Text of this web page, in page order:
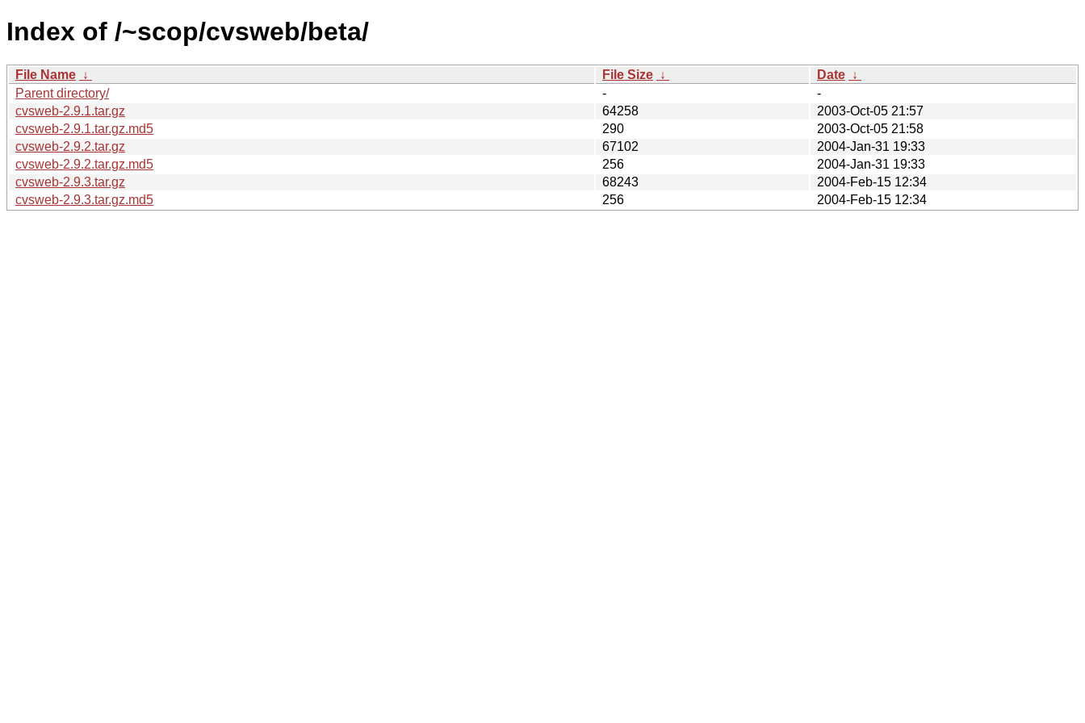
Index of /~scop/cvsweb/beta/
File Name ↓ File Size ↓ Date ↓
Parent directory/
-
-
cvsweb-2.9.1.tar.gz
64258
2003-Oct-05 21:57
cvsweb-2.9.1.tar.gz.md5
290
2003-Oct-05 21:58
cvsweb-2.9.2.tar.gz
67102
2004-Jan-31 19:33
cvsweb-2.9.2.tar.gz.md5
256
2004-Jan-31 19:33
cvsweb-2.9.3.tar.gz
68243
2004-Feb-15 12:34
cvsweb-2.9.3.tar.gz.md5
256 2004-Feb-15 12:34